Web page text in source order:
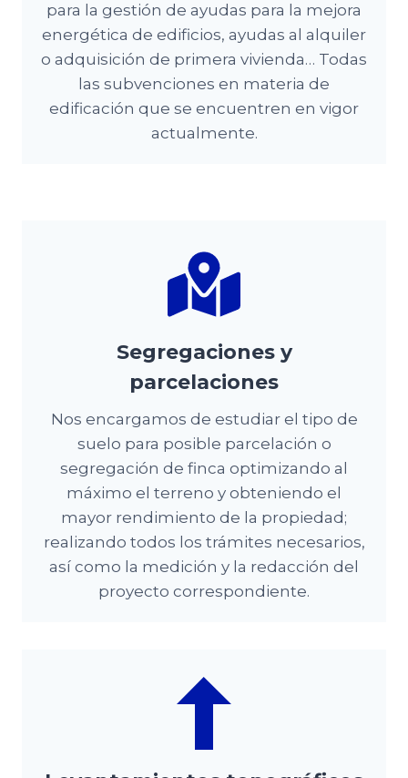
para la gestión de ayudas para la mejora
energética de edificios, ayudas al alquiler
o adquisición de primera vivienda… Todas
las subvenciones en materia de
edificación que se encuentren en vigor
actualmente.
Segregaciones y
parcelaciones
Nos encargamos de estudiar el tipo de
suelo para posible parcelación o
segregación de finca optimizando al
máximo el terreno y obteniendo el
mayor rendimiento de la propiedad;
realizando todos los trámites necesarios,
así como la medición y la redacción del
proyecto correspondiente.